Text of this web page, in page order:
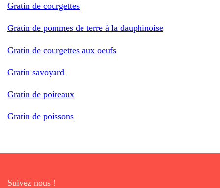
Gratin de courgettes
Gratin de pommes de terre à la dauphinoise
Gratin de courgettes aux oeufs
Gratin savoyard
Gratin de poireaux
Gratin de poissons
Suivez nous !